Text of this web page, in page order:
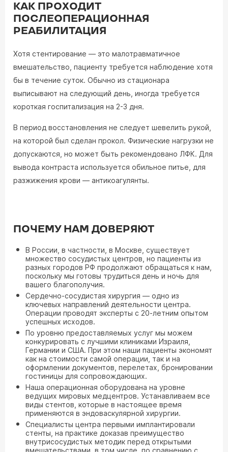
КАК ПРОХОДИТ
ПОСЛЕОПЕРАЦИОННАЯ
РЕАБИЛИТАЦИЯ
Хотя стентирование — это малотравматичное
вмешательство, пациенту требуется наблюдение хотя
бы в течение суток. Обычно из стационара
выписывают на следующий день, иногда требуется
короткая госпитализация на 2-3 дня.
В период восстановления не следует шевелить рукой,
на которой был сделан прокол. Физические нагрузки не
допускаются, но может быть рекомендовано ЛФК. Для
вывода контраста используется обильное питье, для
разжижения крови — антикоагулянты.
ПОЧЕМУ НАМ ДОВЕРЯЮТ
В России, в частности, в Москве, существует
множество сосудистых центров, но пациенты из
разных городов РФ продолжают обращаться к нам,
поскольку мы готовы трудиться день и ночь для
вашего благополучия.
Сердечно-сосудистая хирургия — одно из
ключевых направлений деятельности центра.
Операции проводят эксперты с 20-летним опытом
успешных исходов.
По уровню предоставляемых услуг мы можем
конкурировать с лучшими клиниками Израиля,
Германии и США. При этом наши пациенты экономят
как на стоимости самой операции, так и на
оформлении документов, перелетах, бронировании
гостиницы для сопровождающих.
Наша операционная оборудована на уровне
ведущих мировых медцентров. Устанавливаем все
виды стентов, которые в настоящее время
применяются в эндоваскулярной хирургии.
Специалисты центра первыми имплантировали
стенты, на практике доказав преимущество
внутрисосудистых методик перед открытыми
вмешательствами, в том числе, по сравнению с